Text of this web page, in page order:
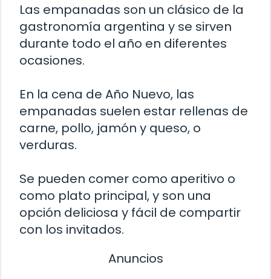
Las empanadas son un clásico de la
gastronomía argentina y se sirven
durante todo el año en diferentes
ocasiones.
En la cena de Año Nuevo, las
empanadas suelen estar rellenas de
carne, pollo, jamón y queso, o
verduras.
Se pueden comer como aperitivo o
como plato principal, y son una
opción deliciosa y fácil de compartir
con los invitados.
Anuncios